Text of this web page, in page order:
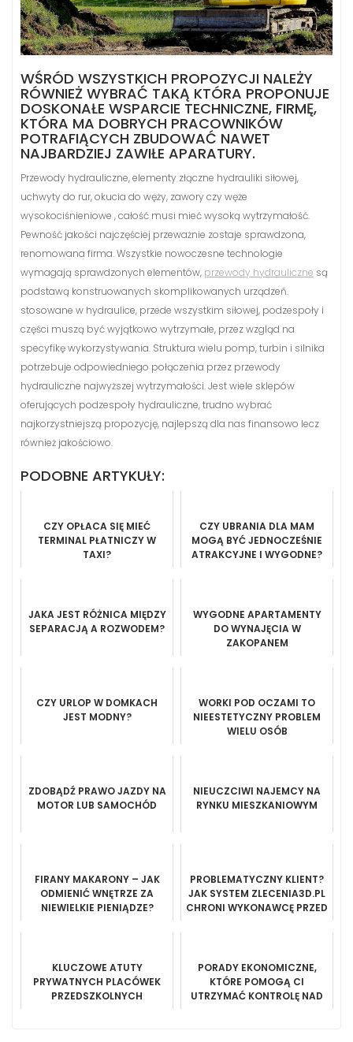
WŚRÓD WSZYSTKICH PROPOZYCJI NALEŻY
RÓWNIEŻ WYBRAĆ TAKĄ KTÓRA PROPONUJE
DOSKONAŁE WSPARCIE TECHNICZNE, FIRMĘ,
KTÓRA MA DOBRYCH PRACOWNIKÓW
POTRAFIĄCYCH ZBUDOWAĆ NAWET
NAJBARDZIEJ ZAWIŁE APARATURY.
Przewody hydrauliczne, elementy złączne hydrauliki siłowej,
uchwyty do rur, okucia do węży, zawory czy węże
wysokociśnieniowe , całość musi mieć wysoką wytrzymałość.
Pewność jakości najczęściej przeważnie zostaje sprawdzona,
renomowana firma. Wszystkie nowoczesne technologie
wymagają sprawdzonych elementów, przewody hydrauliczne są
podstawą konstruowanych skomplikowanych urządzeń.
stosowane w hydraulice, przede wszystkim siłowej, podzespoły i
części muszą być wyjątkowo wytrzymałe, przez wzgląd na
specyfikę wykorzystywania. Struktura wielu pomp, turbin i silnika
potrzebuje odpowiedniego połączenia przez przewody
hydrauliczne najwyższej wytrzymałości. Jest wiele sklepów
oferujących podzespoły hydrauliczne, trudno wybrać
najkorzystniejszą propozycję, najlepszą dla nas finansowo lecz
również jakościowo.
PODOBNE ARTYKUŁY:
CZY OPŁACA SIĘ MIEĆ
TERMINAL PŁATNICZY W
TAXI?
CZY UBRANIA DLA MAM
MOGĄ BYĆ JEDNOCZEŚNIE
ATRAKCYJNE I WYGODNE?
JAKA JEST RÓŻNICA MIĘDZY
SEPARACJĄ A ROZWODEM?
WYGODNE APARTAMENTY
DO WYNAJĘCIA W
ZAKOPANEM
CZY URLOP W DOMKACH
JEST MODNY?
WORKI POD OCZAMI TO
NIEESTETYCZNY PROBLEM
WIELU OSÓB
ZDOBĄDŹ PRAWO JAZDY NA
MOTOR LUB SAMOCHÓD
NIEUCZCIWI NAJEMCY NA
RYNKU MIESZKANIOWYM
FIRANY MAKARONY – JAK
ODMIENIĆ WNĘTRZE ZA
NIEWIELKIE PIENIĄDZE?
PROBLEMATYCZNY KLIENT?
JAK SYSTEM ZLECENIA3D.PL
CHRONI WYKONAWCĘ PRZED
KLUCZOWE ATUTY
PRYWATNYCH PLACÓWEK
PRZEDSZKOLNYCH
PORADY EKONOMICZNE,
KTÓRE POMOGĄ CI
UTRZYMAĆ KONTROLĘ NAD